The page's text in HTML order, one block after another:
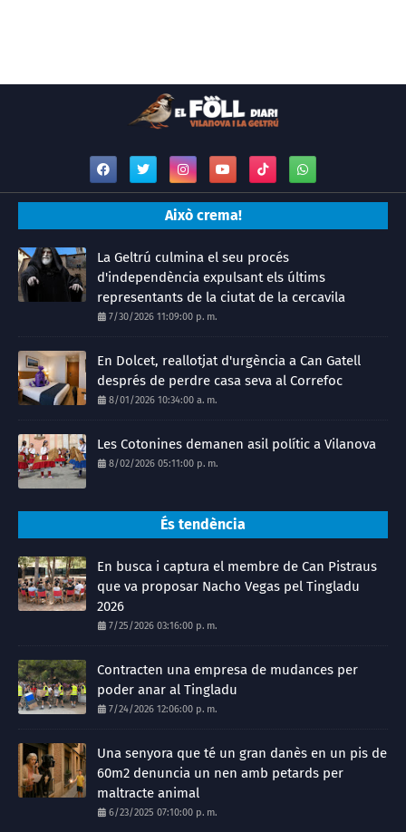
Això crema!
La Geltrú culmina el seu procés
d'independència expulsant els últims
representants de la ciutat de la cercavila
7/30/2026 11:09:00 p. m.
En Dolcet, reallotjat d'urgència a Can Gatell
després de perdre casa seva al Correfoc
8/01/2026 10:34:00 a. m.
Les Cotonines demanen asil polític a Vilanova
8/02/2026 05:11:00 p. m.
És tendència
En busca i captura el membre de Can Pistraus
que va proposar Nacho Vegas pel Tingladu
2026
7/25/2026 03:16:00 p. m.
Contracten una empresa de mudances per
poder anar al Tingladu
7/24/2026 12:06:00 p. m.
Una senyora que té un gran danès en un pis de
60m2 denuncia un nen amb petards per
maltracte animal
6/23/2025 07:10:00 p. m.